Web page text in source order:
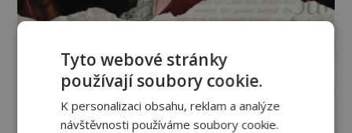
Tyto webové stránky
používají soubory cookie.
K personalizaci obsahu, reklam a analýze
návštěvnosti používáme soubory cookie.